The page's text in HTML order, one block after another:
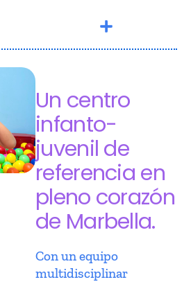
Un centro
infanto-
juvenil de
referencia en
pleno corazón
de Marbella.
Con un equipo
multidisciplinar